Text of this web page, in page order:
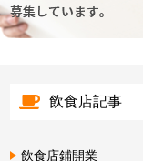
飲食店記事
飲食店鋪開業